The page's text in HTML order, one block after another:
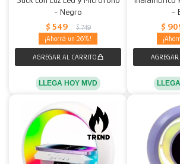
- Negro
$ 549 $ 749
26
LLEGA HOY MVD
-
$